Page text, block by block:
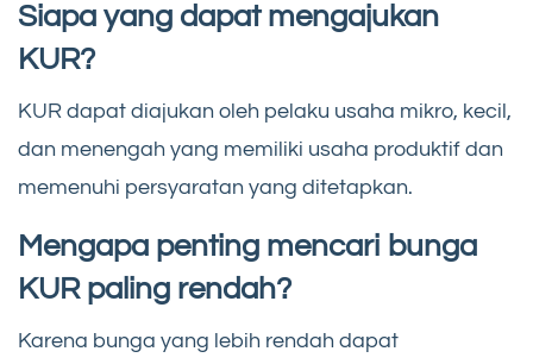
Siapa yang dapat mengajukan
KUR?
KUR dapat diajukan oleh pelaku usaha mikro, kecil,
dan menengah yang memiliki usaha produktif dan
memenuhi persyaratan yang ditetapkan.
Mengapa penting mencari bunga
KUR paling rendah?
Karena bunga yang lebih rendah dapat